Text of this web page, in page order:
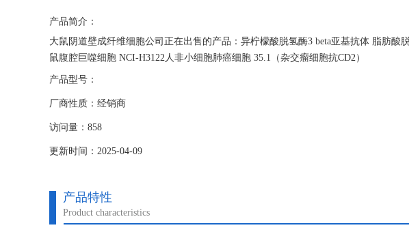
产品简介：
大鼠阴道壁成纤维细胞公司正在出售的产品：异柠檬酸脱氢酶3 beta亚基抗体 脂肪
鼠腹腔巨噬细胞 NCI-H3122人非小细胞肺癌细胞 35.1（杂交瘤细胞抗CD2）
产品型号：
厂商性质：经销商
访问量：858
更新时间：2025-04-09
产品特性
Product characteristics